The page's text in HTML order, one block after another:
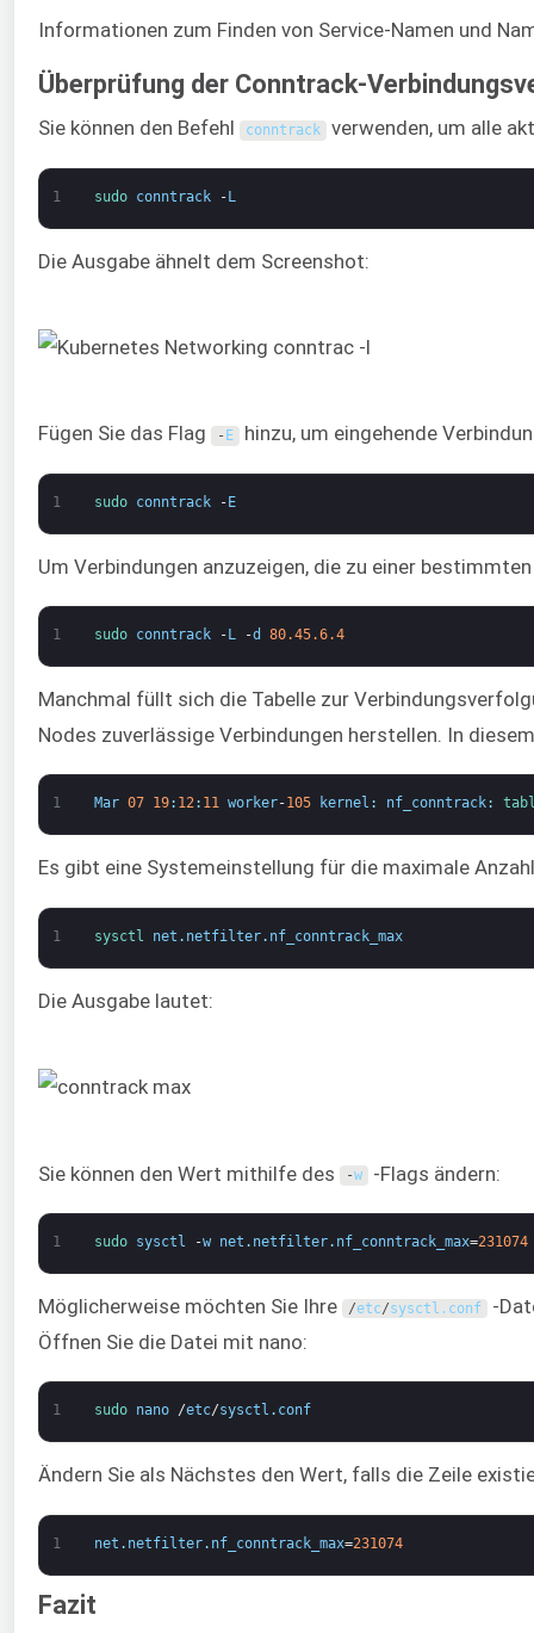
Informationen zum Finden von Service-Namen und
Überprüfung der Conntrack-
Sie können den Befehl conntrack verwenden, um alle
1 sudo conntrack -L
Die Ausgabe ähnelt dem Screenshot:
Fügen Sie das Flag - E hinzu, um eingehende
1 sudo conntrack -E
Um Verbindungen anzuzeigen, die zu einer
1 sudo conntrack - L -d 80.45.6.4
Manchmal füllt sich die Tabelle zur
Nodes zuverlässige Verbindungen herstellen. In
1 Mar 07 19: 12: 11 worker-105 kernel : nf_conntrack:
Es gibt eine Systemeinstellung für die maximale
1 sysctl net . netfilter. nf_conntrack_max
Die Ausgabe lautet:
Sie können den Wert mithilfe des -w -Flags ändern:
1 sudo sysctl -w net . netfilter. nf_conntrack_max=231074
Möglicherweise möchten Sie Ihre /etc/sysctl . conf -
Öffnen Sie die Datei mit nano:
1 sudo nano /etc/sysctl . conf
Ändern Sie als Nächstes den Wert, falls die Zeile
1 net . netfilter. nf_conntrack_max=231074
Fazit